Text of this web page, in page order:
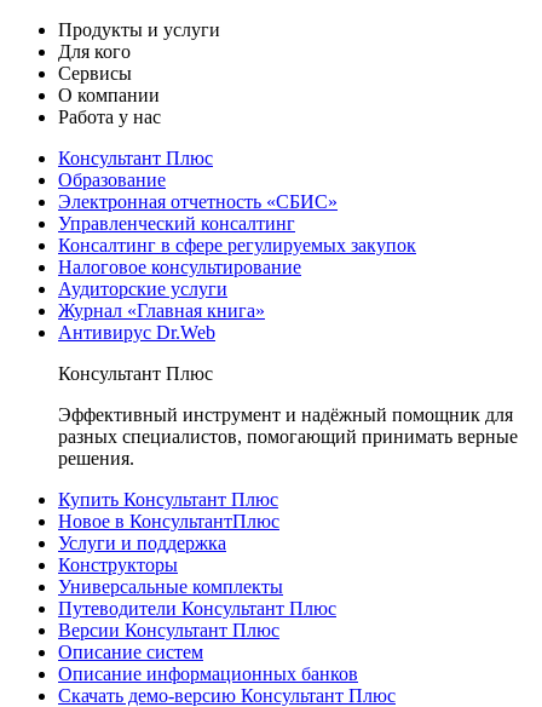
Продукты и услуги
Для кого
Сервисы
О компании
Работа у нас
Консультант Плюс
Образование
Электронная отчетность «СБИС»
Управленческий консалтинг
Консалтинг в сфере регулируемых закупок
Налоговое консультирование
Аудиторские услуги
Журнал «Главная книга»
Антивирус Dr.Web
Консультант Плюс
Эффективный инструмент и надёжный помощник для
разных специалистов, помогающий принимать верные
решения.
Купить Консультант Плюс
Новое в КонсультантПлюс
Услуги и поддержка
Конструкторы
Универсальные комплекты
Путеводители Консультант Плюс
Версии Консультант Плюс
Описание систем
Описание информационных банков
Скачать демо-версию Консультант Плюс